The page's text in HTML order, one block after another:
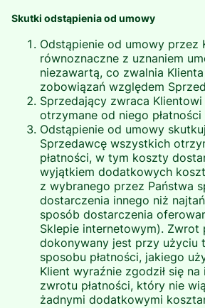
Skutki odstąpienia od umowy
Odstąpienie od umowy przez
równoznaczne z uznaniem
niezawartą, co zwalnia
zobowiązań względem
Sprzedający zwraca
otrzymane od niego płatności
Odstąpienie od umowy
Sprzedawcę wszystkich
płatności, w tym koszty
wyjątkiem dodatkowych
z wybranego przez Państwa
dostarczenia innego niż
sposób dostarczenia
Sklepie internetowym). Zwrot
dokonywany jest przy użyciu
sposobu płatności, jakiego
Klient wyraźnie zgodził się na
zwrotu płatności, który nie
żadnymi dodatkowymi